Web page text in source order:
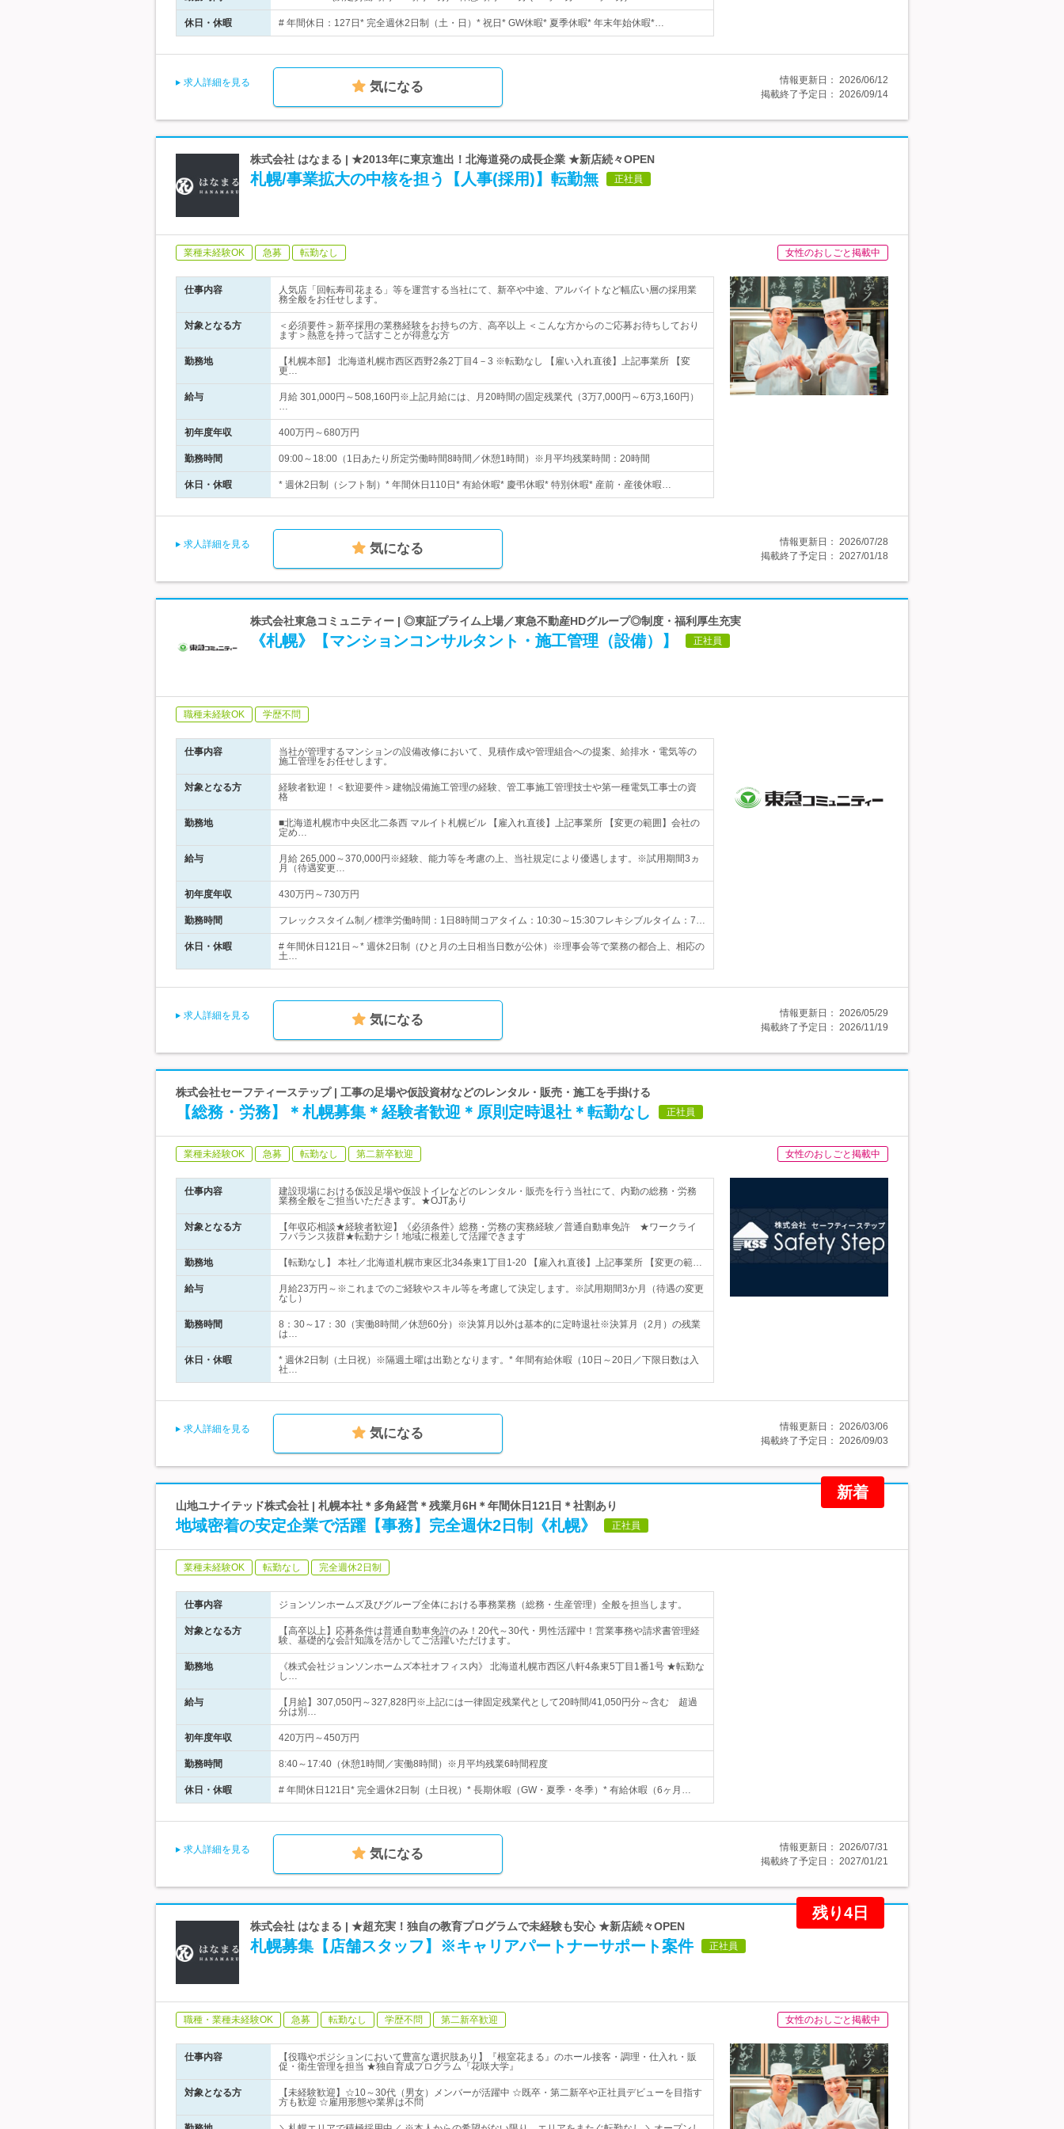
休日・休暇 # 年間休日：127日* 完全週休2日制（土・日）* 祝日* GW休暇* 夏季休暇* 年末年始休暇*…
求人詳細を見る 気になる 情報更新日： 2026/06/12
掲載終了予定日： 2026/09/14
株式会社 はなまる | ★2013年に東京進出！北海道発の成長企業 ★新店続々OPEN
札幌/事業拡大の中核を担う【人事(採用)】転勤無 正社員
業種未経験OK 急募 転勤なし 女性のおしごと掲載中
仕事内容
人気店「回転寿司花まる」等を運営する当社にて、新卒や中途、アルバイトなど幅広い層の採用業
務全般をお任せします。
対象となる方
＜必須要件＞新卒採用の業務経験をお持ちの方、高卒以上 ＜こんな方からのご応募お待ちしており
ます＞熱意を持って話すことが得意な方
勤務地
【札幌本部】 北海道札幌市西区西野2条2丁目4－3 ※転勤なし 【雇い入れ直後】上記事業所 【変
更…
給与
月給 301,000円～508,160円※上記月給には、月20時間の固定残業代（3万7,000円～6万3,160円）
…
初年度年収 400万円～680万円
勤務時間 09:00～18:00（1日あたり所定労働時間8時間／休憩1時間）※月平均残業時間：20時間
休日・休暇 * 週休2日制（シフト制）* 年間休日110日* 有給休暇* 慶弔休暇* 特別休暇* 産前・産後休暇…
求人詳細を見る 気になる 情報更新日： 2026/07/28
掲載終了予定日： 2027/01/18
株式会社東急コミュニティー | ◎東証プライム上場／東急不動産HDグループ◎制度・福利厚生充実
《札幌》【マンションコンサルタント・施工管理（設備）】 正社員
職種未経験OK 学歴不問
仕事内容
当社が管理するマンションの設備改修において、見積作成や管理組合への提案、給排水・電気等の
施工管理をお任せします。
対象となる方
経験者歓迎！＜歓迎要件＞建物設備施工管理の経験、管工事施工管理技士や第一種電気工事士の資
格
勤務地
■北海道札幌市中央区北二条西 マルイト札幌ビル 【雇入れ直後】上記事業所 【変更の範囲】会社の
定め…
給与
月給 265,000～370,000円※経験、能力等を考慮の上、当社規定により優遇します。※試用期間3ヵ
月（待遇変更…
初年度年収 430万円～730万円
勤務時間 フレックスタイム制／標準労働時間：1日8時間コアタイム：10:30～15:30フレキシブルタイム：7…
休日・休暇
# 年間休日121日～* 週休2日制（ひと月の土日相当日数が公休）※理事会等で業務の都合上、相応の
土…
求人詳細を見る 気になる 情報更新日： 2026/05/29
掲載終了予定日： 2026/11/19
株式会社セーフティーステップ | 工事の足場や仮設資材などのレンタル・販売・施工を手掛ける
【総務・労務】＊札幌募集＊経験者歓迎＊原則定時退社＊転勤なし 正社員
業種未経験OK 急募 転勤なし 第二新卒歓迎 女性のおしごと掲載中
仕事内容
建設現場における仮設足場や仮設トイレなどのレンタル・販売を行う当社にて、内勤の総務・労務
業務全般をご担当いただきます。★OJTあり
対象となる方
【年収応相談★経験者歓迎】《必須条件》総務・労務の実務経験／普通自動車免許 ★ワークライ
フバランス抜群★転勤ナシ！地域に根差して活躍できます
勤務地 【転勤なし】 本社／北海道札幌市東区北34条東1丁目1-20 【雇入れ直後】上記事業所 【変更の範…
給与
月給23万円～※これまでのご経験やスキル等を考慮して決定します。※試用期間3か月（待遇の変更
なし）
勤務時間
8：30～17：30（実働8時間／休憩60分）※決算月以外は基本的に定時退社※決算月（2月）の残業
は…
休日・休暇
* 週休2日制（土日祝）※隔週土曜は出勤となります。* 年間有給休暇（10日～20日／下限日数は入
社…
求人詳細を見る 気になる 情報更新日： 2026/03/06
掲載終了予定日： 2026/09/03
新着
山地ユナイテッド株式会社 | 札幌本社＊多角経営＊残業月6H＊年間休日121日＊社割あり
地域密着の安定企業で活躍【事務】完全週休2日制《札幌》 正社員
業種未経験OK 転勤なし 完全週休2日制
仕事内容 ジョンソンホームズ及びグループ全体における事務業務（総務・生産管理）全般を担当します。
対象となる方
【高卒以上】応募条件は普通自動車免許のみ！20代～30代・男性活躍中！営業事務や請求書管理経
験、基礎的な会計知識を活かしてご活躍いただけます。
勤務地
《株式会社ジョンソンホームズ本社オフィス内》 北海道札幌市西区八軒4条東5丁目1番1号 ★転勤な
し…
給与
【月給】307,050円～327,828円※上記には一律固定残業代として20時間/41,050円分～含む 超過
分は別…
初年度年収 420万円～450万円
勤務時間 8:40～17:40（休憩1時間／実働8時間）※月平均残業6時間程度
休日・休暇 # 年間休日121日* 完全週休2日制（土日祝）* 長期休暇（GW・夏季・冬季）* 有給休暇（6ヶ月…
求人詳細を見る 気になる 情報更新日： 2026/07/31
掲載終了予定日： 2027/01/21
残り4日
株式会社 はなまる | ★超充実！独自の教育プログラムで未経験も安心 ★新店続々OPEN
札幌募集【店舗スタッフ】※キャリアパートナーサポート案件 正社員
職種・業種未経験OK 急募 転勤なし 学歴不問 第二新卒歓迎 女性のおしごと掲載中
仕事内容
【役職やポジションにおいて豊富な選択肢あり】『根室花まる』のホール接客・調理・仕入れ・販
促・衛生管理を担当 ★独自育成プログラム『花咲大学』
対象となる方
【未経験歓迎】☆10～30代（男女）メンバーが活躍中 ☆既卒・第二新卒や正社員デビューを目指す
方も歓迎 ☆雇用形態や業界は不問